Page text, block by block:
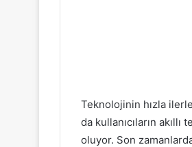
Teknolojinin hızla
da kullanıcıların
oluyor. Son